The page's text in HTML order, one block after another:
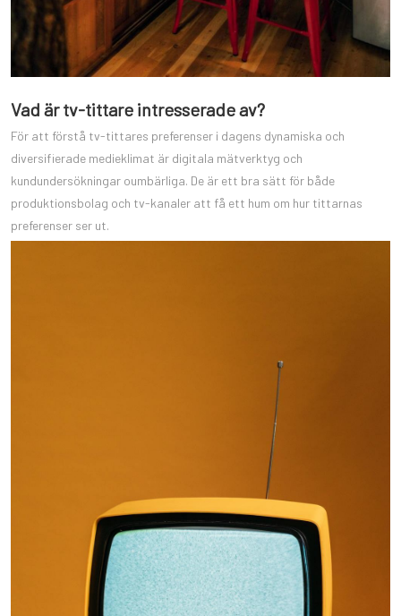
Vad är tv-tittare intresserade av?
För att förstå tv-tittares preferenser i dagens dynamiska och
diversifierade medieklimat är digitala mätverktyg och
kundundersökningar oumbärliga. De är ett bra sätt för både
produktionsbolag och tv-kanaler att få ett hum om hur tittarnas
preferenser ser ut.